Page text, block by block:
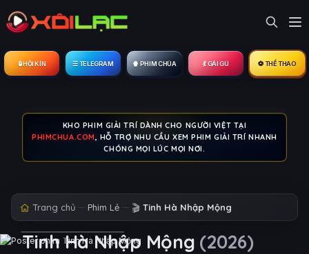
🔒︎ HỘI KÍN ☰ TELEGRAM 🍿 PHIM CHÙA 💃 GÁI GÚ ⚽ THỂ THAO
KHO PHIM GIẢI TRÍ DÀNH CHO NGƯỜI VIỆT TẠI
PHIMCHUA.COM, HỖ TRỢ NHU CẦU XEM PHIM GIẢI TRÍ NHANH
CHÓNG MỌI LÚC MỌI NƠI.
Trang chủ Phim Lẻ 🎬 Tinh Hà Nhập Mộng
Tinh Hà Nhập Mộng (2026)